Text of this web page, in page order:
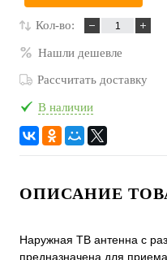
Кол-во:
Нашли дешевле
Рассчитать доставку
В наличии
ОПИСАНИЕ
Наружная ТВ антенна с
предназначена для